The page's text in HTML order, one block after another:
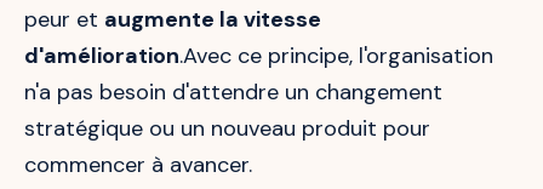
peur et augmente la vitesse
d'amélioration.Avec ce principe, l'organisation
n'a pas besoin d'attendre un changement
stratégique ou un nouveau produit pour
commencer à avancer.